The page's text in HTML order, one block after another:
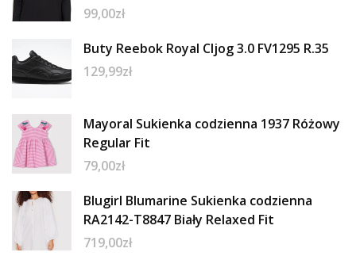
99,00zł
Buty Reebok Royal Cljog 3.0 FV1295 R.35
129,99zł
Mayoral Sukienka codzienna 1937 Różowy
Regular Fit
79,00zł
Blugirl Blumarine Sukienka codzienna
RA2142-T8847 Biały Relaxed Fit
719,00zł